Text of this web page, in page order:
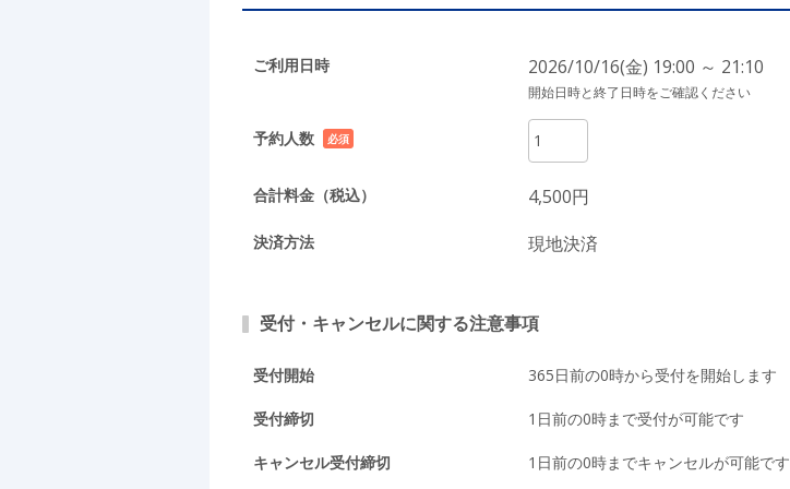
ご利用日時 2026/10/16(金) 19:00 ～ 21:10
開始日時と終了日時をご確認ください
予約人数
必須
合計料金（税込） 4,500円
決済方法 現地決済
受付・キャンセルに関する注意事項
受付開始 365日前の0時から受付を開始します
受付締切 1日前の0時まで受付が可能です
キャンセル受付締切 1日前の0時までキャンセルが可能です